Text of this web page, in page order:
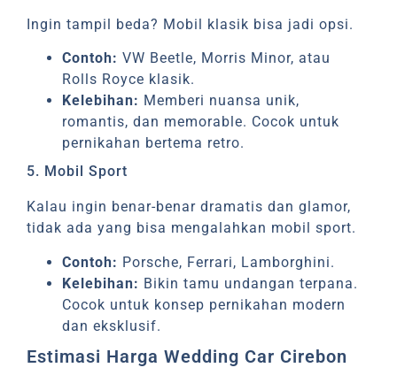
Ingin tampil beda? Mobil klasik bisa jadi opsi.
Contoh: VW Beetle, Morris Minor, atau
Rolls Royce klasik.
Kelebihan: Memberi nuansa unik,
romantis, dan memorable. Cocok untuk
pernikahan bertema retro.
5. Mobil Sport
Kalau ingin benar-benar dramatis dan glamor,
tidak ada yang bisa mengalahkan mobil sport.
Contoh: Porsche, Ferrari, Lamborghini.
Kelebihan: Bikin tamu undangan terpana.
Cocok untuk konsep pernikahan modern
dan eksklusif.
Estimasi Harga Wedding Car Cirebon